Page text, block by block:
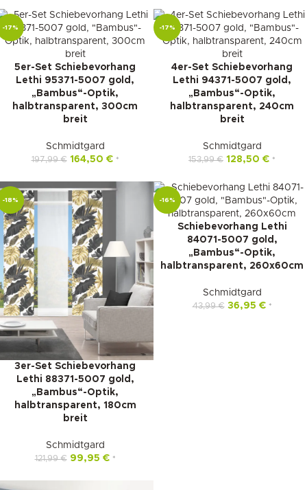
-17%
5er-Set Schiebevorhang
Lethi 95371-5007 gold,
„Bambus“-Optik,
halbtransparent, 300cm
breit
Schmidtgard
197,99€ 164,50 € *
-17%
4er-Set Schiebevorhang
Lethi 94371-5007 gold,
„Bambus“-Optik,
halbtransparent, 240cm
breit
Schmidtgard
153,99€ 128,50 € *
-18%
3er-Set Schiebevorhang
Lethi 88371-5007 gold,
„Bambus“-Optik,
halbtransparent, 180cm
breit
Schmidtgard
121,99€ 99,95 € *
-16%
Schiebevorhang Lethi
84071-5007 gold,
„Bambus“-Optik,
halbtransparent, 260x60cm
Schmidtgard
43,99€ 36,95 € *